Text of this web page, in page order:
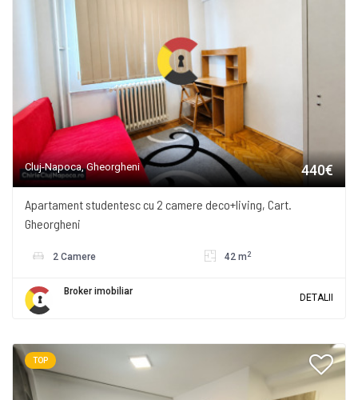
Cluj-Napoca, Gheorgheni 440€
Apartament studentesc cu 2 camere deco+living, Cart.
Gheorgheni
2 Camere 42 m 2
Broker imobiliar
DETALII
TOP